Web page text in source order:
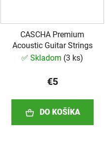
CASCHA Premium
Acoustic Guitar Strings
✅ Skladom (3 ks)
€5
DO KOŠÍKA